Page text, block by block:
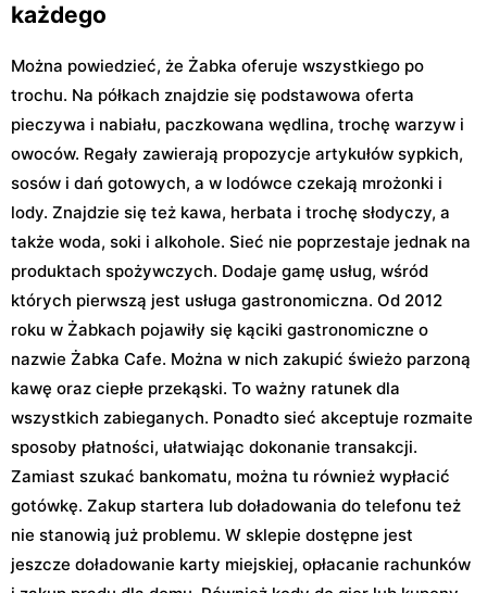
każdego
Można powiedzieć, że Żabka oferuje wszystkiego po
trochu. Na półkach znajdzie się podstawowa oferta
pieczywa i nabiału, paczkowana wędlina, trochę warzyw i
owoców. Regały zawierają propozycje artykułów sypkich,
sosów i dań gotowych, a w lodówce czekają mrożonki i
lody. Znajdzie się też kawa, herbata i trochę słodyczy, a
także woda, soki i alkohole. Sieć nie poprzestaje jednak na
produktach spożywczych. Dodaje gamę usług, wśród
których pierwszą jest usługa gastronomiczna. Od 2012
roku w Żabkach pojawiły się kąciki gastronomiczne o
nazwie Żabka Cafe. Można w nich zakupić świeżo parzoną
kawę oraz ciepłe przekąski. To ważny ratunek dla
wszystkich zabieganych. Ponadto sieć akceptuje rozmaite
sposoby płatności, ułatwiając dokonanie transakcji.
Zamiast szukać bankomatu, można tu również wypłacić
gotówkę. Zakup startera lub doładowania do telefonu też
nie stanowią już problemu. W sklepie dostępne jest
jeszcze doładowanie karty miejskiej, opłacanie rachunków